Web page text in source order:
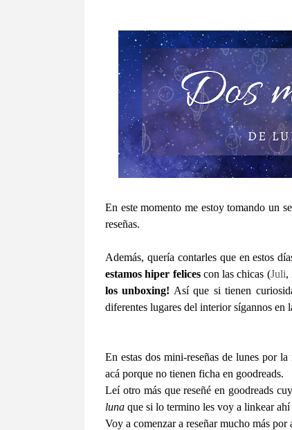
En este momento me estoy tomando un
reseñas.
Además, quería contarles que en estos
estamos hiper felicescon las chicas (Juli,
los unboxing! Así que si tienen
diferentes lugares del interior sígannos en
En estas dos mini-reseñas de lunes por
acá porque no tienen ficha en goodreads.
Leí otro más que reseñé en goodreads
luna que si lo termino les voy a linkear
Voy a comenzar a reseñar mucho más